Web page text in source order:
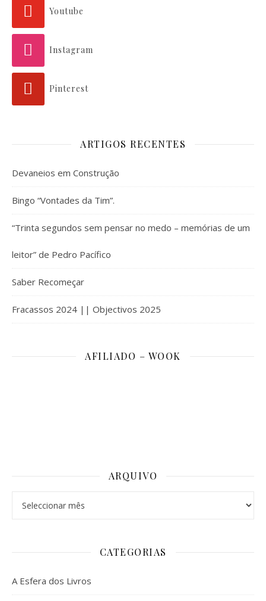
Youtube
Instagram
Pinterest
ARTIGOS RECENTES
Devaneios em Construção
Bingo “Vontades da Tim”.
“Trinta segundos sem pensar no medo – memórias de um
leitor” de Pedro Pacífico
Saber Recomeçar
Fracassos 2024 || Objectivos 2025
AFILIADO – WOOK
ARQUIVO
CATEGORIAS
A Esfera dos Livros